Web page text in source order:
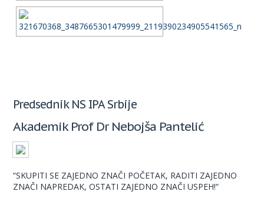
Predsednik NS IPA Srbije
Akademik Prof Dr Nebojša Pantelić
“SKUPITI SE ZAJEDNO ZNAČI POČETAK, RADITI ZAJEDNO
ZNAČI NAPREDAK, OSTATI ZAJEDNO ZNAČI USPEH!“